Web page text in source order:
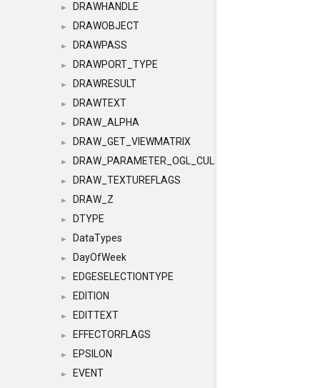
► DRAWHANDLE
► DRAWOBJECT
► DRAWPASS
► DRAWPORT_TYPE
► DRAWRESULT
► DRAWTEXT
► DRAW_ALPHA
► DRAW_GET_VIEWMATRIX
► DRAW_PARAMETER_OGL_CULLING
► DRAW_TEXTUREFLAGS
► DRAW_Z
► DTYPE
► DataTypes
► DayOfWeek
► EDGESELECTIONTYPE
► EDITION
► EDITTEXT
► EFFECTORFLAGS
► EPSILON
►
EVENT